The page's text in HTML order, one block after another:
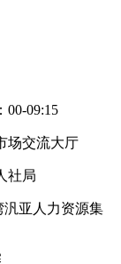
09:15
交流大厅
社局
亚人力资源集